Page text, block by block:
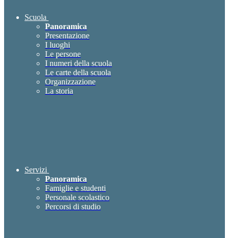
Scuola
Panoramica
Presentazione
I luoghi
Le persone
I numeri della scuola
Le carte della scuola
Organizzazione
La storia
Servizi
Panoramica
Famiglie e studenti
Personale scolastico
Percorsi di studio